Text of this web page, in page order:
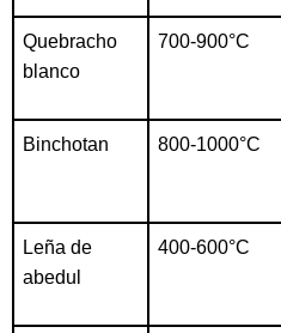
Quebracho
blanco
700-900°C
Binchotan 800-1000°C
Leña de
abedul
400-600°C